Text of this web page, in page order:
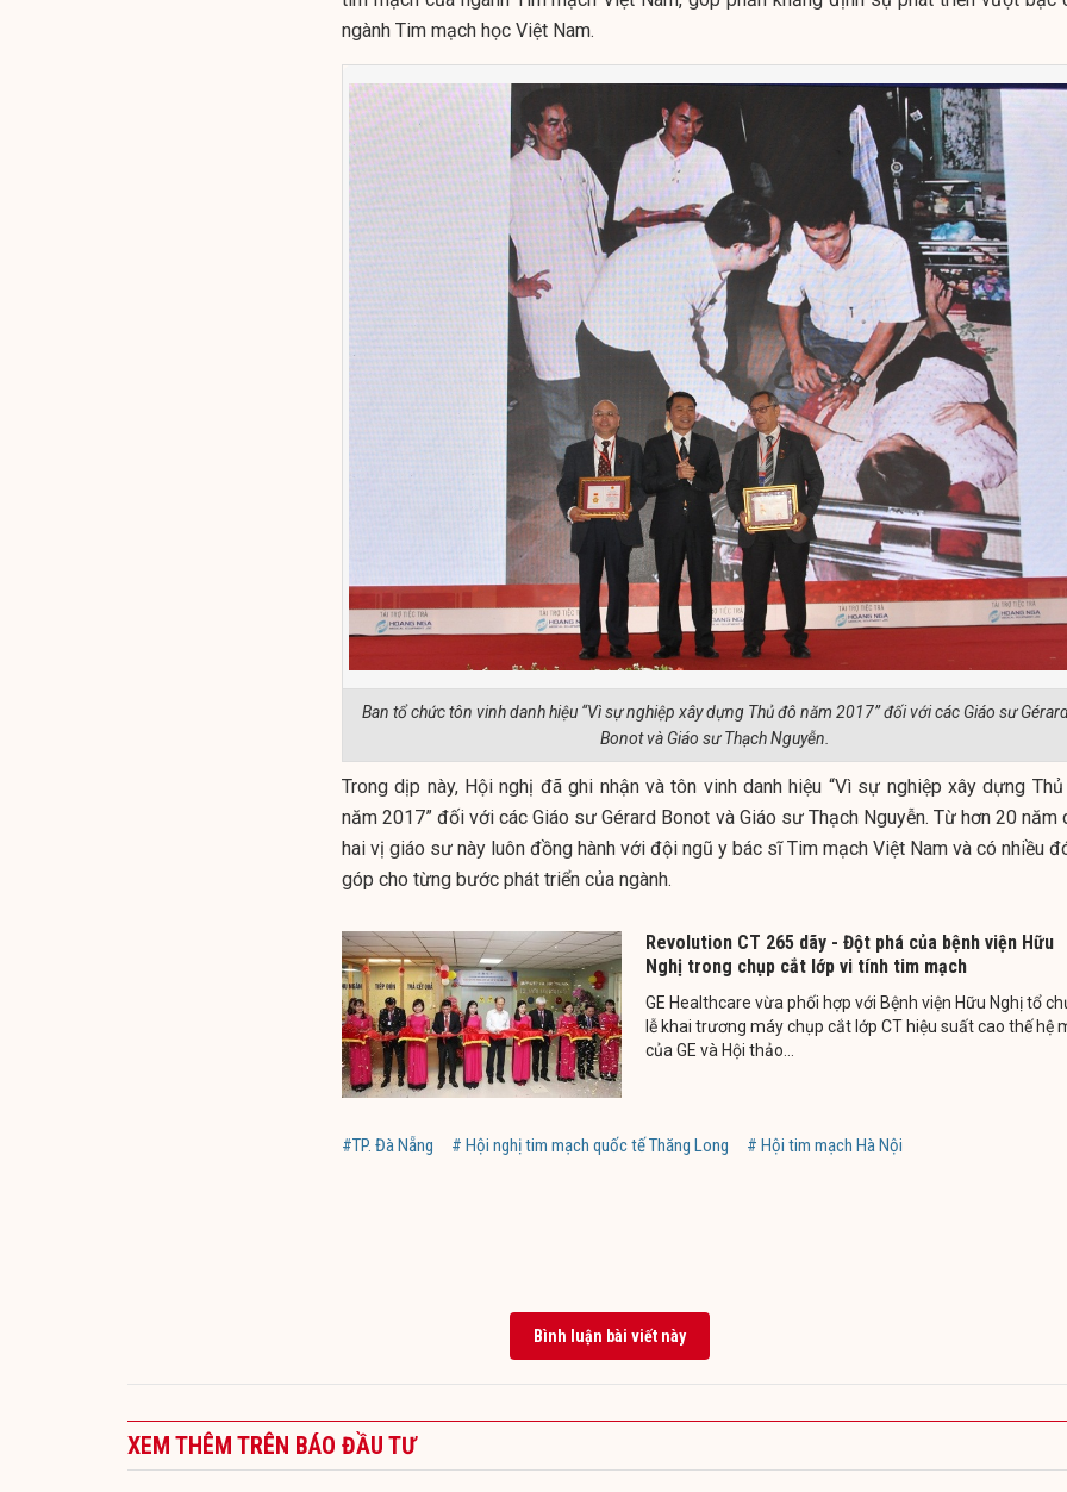
ngành Tim mạch học Việt Nam.
Ban tổ chức tôn vinh danh hiệu “Vì sự nghiệp xây dựng Thủ đô năm 2017” đối với các Giáo sư
Bonot và Giáo sư Thạch Nguyễn.
Trong dịp này, Hội nghị đã ghi nhận và tôn vinh danh hiệu “Vì sự nghiệp xây dựng
năm 2017” đối với các Giáo sư Gérard Bonot và Giáo sư Thạch Nguyễn. Từ hơn 20 năm
hai vị giáo sư này luôn đồng hành với đội ngũ y bác sĩ Tim mạch Việt Nam và có nhiều
góp cho từng bước phát triển của ngành.
Revolution CT 265 dãy - Đột phá của bệnh viện Hữu
Nghị trong chụp cắt lớp vi tính tim mạch
GE Healthcare vừa phối hợp với Bệnh viện Hữu Nghị tổ
lễ khai trương máy chụp cắt lớp CT hiệu suất cao thế hệ
của GE và Hội thảo...
#TP. Đà Nẵng # Hội nghị tim mạch quốc tế Thăng Long # Hội tim mạch Hà Nội
Bình luận bài viết này
XEM THÊM TRÊN BÁO ĐẦU TƯ